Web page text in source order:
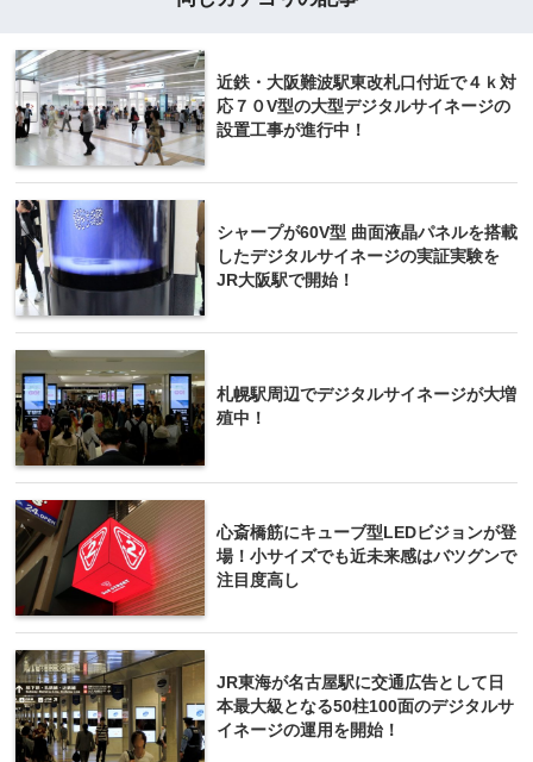
近鉄・大阪難波駅東改札口付近で４ｋ対
応７０V型の大型デジタルサイネージの
設置工事が進行中！
シャープが60V型 曲面液晶パネルを搭載
したデジタルサイネージの実証実験を
JR大阪駅で開始！
札幌駅周辺でデジタルサイネージが大増
殖中！
心斎橋筋にキューブ型LEDビジョンが登
場！小サイズでも近未来感はバツグンで
注目度高し
JR東海が名古屋駅に交通広告として日
本最大級となる50柱100面のデジタルサ
イネージの運用を開始！